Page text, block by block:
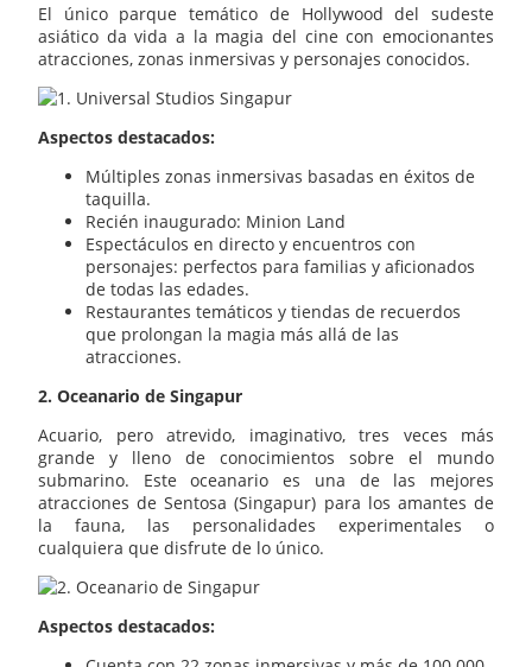
El único parque temático de Hollywood del sudeste
asiático da vida a la magia del cine con emocionantes
atracciones, zonas inmersivas y personajes conocidos.
Aspectos destacados:
Múltiples zonas inmersivas basadas en éxitos de
taquilla.
Recién inaugurado: Minion Land
Espectáculos en directo y encuentros con
personajes: perfectos para familias y aficionados
de todas las edades.
Restaurantes temáticos y tiendas de recuerdos
que prolongan la magia más allá de las
atracciones.
2. Oceanario de Singapur
Acuario, pero atrevido, imaginativo, tres veces más
grande y lleno de conocimientos sobre el mundo
submarino. Este oceanario es una de las mejores
atracciones de Sentosa (Singapur) para los amantes de
la fauna, las personalidades experimentales o
cualquiera que disfrute de lo único.
Aspectos destacados: